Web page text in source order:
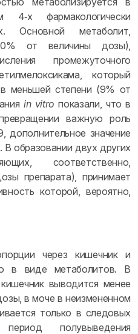
4‑х фармакологически
Основной метаболит,
от величины дозы),
промежуточного
который
меньшей степени (9% от
in vitro показали, что в
важную роль
дополнительное значение
образовании двух других
соответственно,
препарата), принимает
которой, вероятно,
через кишечник и
в виде метаболитов. В
выводится менее
в моче в неизмененном
только в следовых
полувыведения